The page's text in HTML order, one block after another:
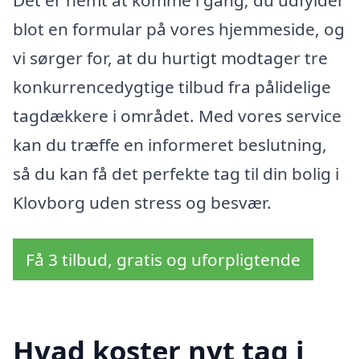
blot en formular på vores hjemmeside, og
vi sørger for, at du hurtigt modtager tre
konkurrencedygtige tilbud fra pålidelige
tagdækkere i området. Med vores service
kan du træffe en informeret beslutning,
så du kan få det perfekte tag til din bolig i
Klovborg uden stress og besvær.
Få 3 tilbud, gratis og uforpligtende
Hvad koster nyt tag i